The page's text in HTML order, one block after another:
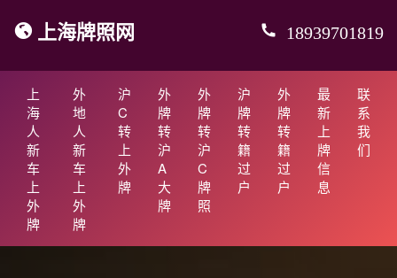
上海牌照网 18939701819
上
海
人
新
车
上
外
牌
外
地
人
新
车
上
外
牌
沪
C
转
上
外
牌
外
牌
转
沪
A
大
牌
外
牌
转
沪
C
牌
照
沪
牌
转
籍
过
户
外
牌
转
籍
过
户
最
新
上
牌
信
息
联
系
我
们